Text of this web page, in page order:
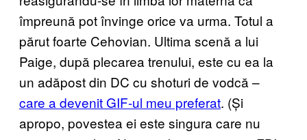
împreună pot învinge orice va urma. Totul a
părut foarte Cehovian. Ultima scenă a lui
Paige, după plecarea trenului, este cu ea la
un adăpost din DC cu shoturi de vodcă –
care a devenit GIF-ul meu preferat. (Și
apropo, povestea ei este singura care nu